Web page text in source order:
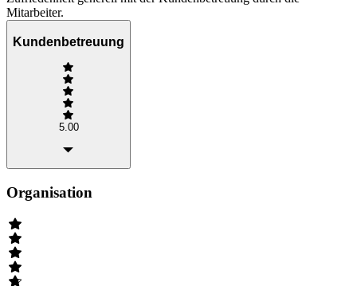
Mitarbeiter.
Kundenbetreuung
5.00
Organisation